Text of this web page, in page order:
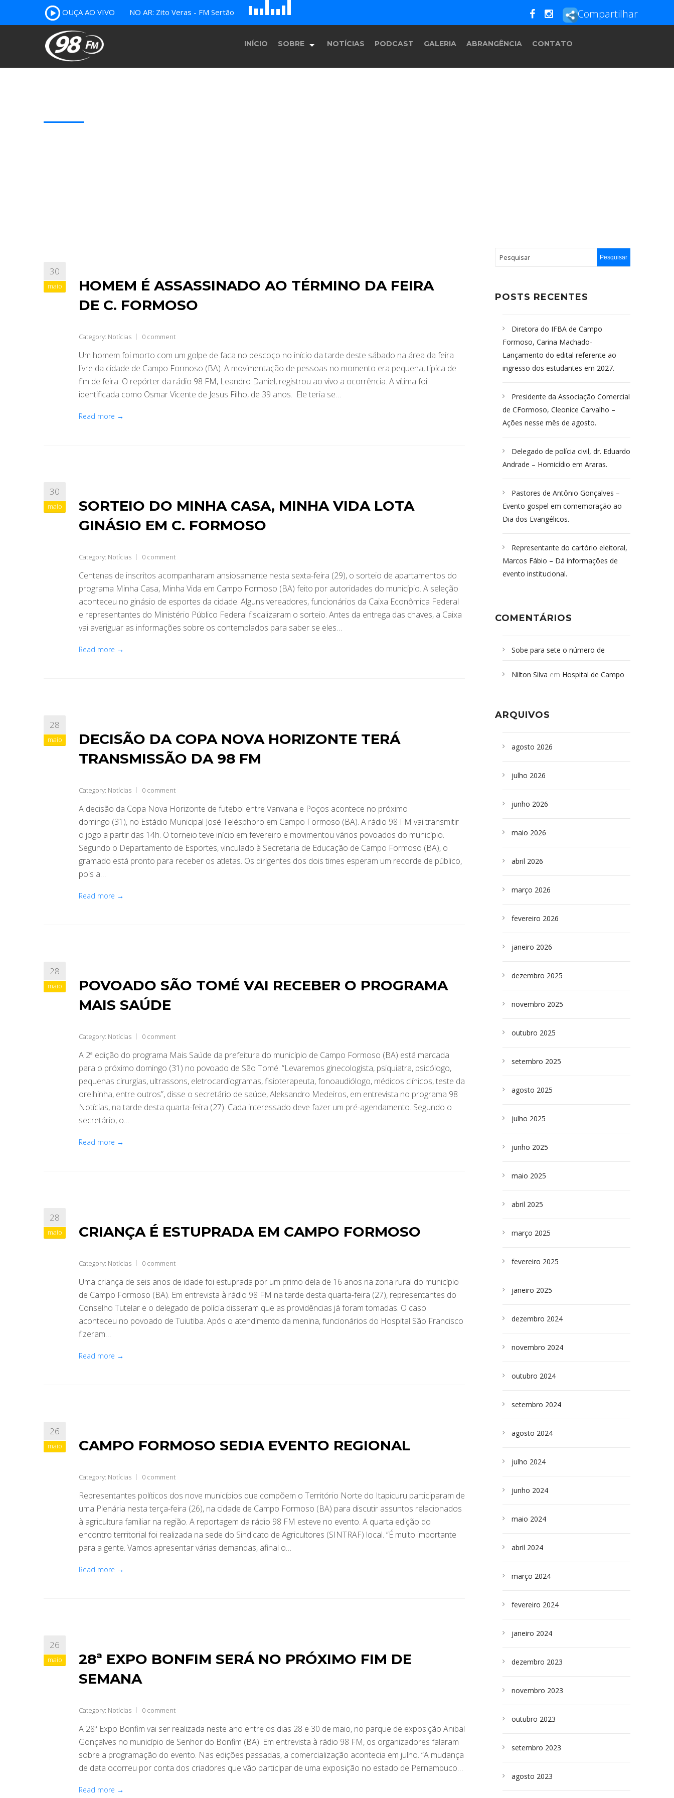
OUÇA AO VIVO NO AR: Zito Veras - FM Sertão B c
D
E F G Compartilhar
INÍCIO SOBRE NOTÍCIAS PODCAST GALERIA ABRANGÊNCIA CONTATO
30
maio
HOMEM É ASSASSINADO AO TÉRMINO DA FEIRA
DE C. FORMOSO
Category: Notícias 0 comment
Um homem foi morto com um golpe de faca no pescoço no início da tarde deste sábado na área da feira
livre da cidade de Campo Formoso (BA). A movimentação de pessoas no momento era pequena, típica de
fim de feira. O repórter da rádio 98 FM, Leandro Daniel, registrou ao vivo a ocorrência. A vítima foi
identificada como Osmar Vicente de Jesus Filho, de 39 anos. Ele teria se…
Read more →
30
maio
SORTEIO DO MINHA CASA, MINHA VIDA LOTA
GINÁSIO EM C. FORMOSO
Category: Notícias 0 comment
Centenas de inscritos acompanharam ansiosamente nesta sexta-feira (29), o sorteio de apartamentos do
programa Minha Casa, Minha Vida em Campo Formoso (BA) feito por autoridades do município. A seleção
aconteceu no ginásio de esportes da cidade. Alguns vereadores, funcionários da Caixa Econômica Federal
e representantes do Ministério Público Federal fiscalizaram o sorteio. Antes da entrega das chaves, a Caixa
vai averiguar as informações sobre os contemplados para saber se eles…
Read more →
28
maio
DECISÃO DA COPA NOVA HORIZONTE TERÁ
TRANSMISSÃO DA 98 FM
Category: Notícias 0 comment
A decisão da Copa Nova Horizonte de futebol entre Vanvana e Poços acontece no próximo
domingo (31), no Estádio Municipal José Telésphoro em Campo Formoso (BA). A rádio 98 FM vai transmitir
o jogo a partir das 14h. O torneio teve início em fevereiro e movimentou vários povoados do município.
Segundo o Departamento de Esportes, vinculado à Secretaria de Educação de Campo Formoso (BA), o
gramado está pronto para receber os atletas. Os dirigentes dos dois times esperam um recorde de público,
pois a…
Read more →
28
maio
POVOADO SÃO TOMÉ VAI RECEBER O PROGRAMA
MAIS SAÚDE
Category: Notícias 0 comment
A 2ª edição do programa Mais Saúde da prefeitura do município de Campo Formoso (BA) está marcada
para o próximo domingo (31) no povoado de São Tomé. “Levaremos ginecologista, psiquiatra, psicólogo,
pequenas cirurgias, ultrassons, eletrocardiogramas, fisioterapeuta, fonoaudiólogo, médicos clínicos, teste da
orelhinha, entre outros”, disse o secretário de saúde, Aleksandro Medeiros, em entrevista no programa 98
Notícias, na tarde desta quarta-feira (27). Cada interessado deve fazer um pré-agendamento. Segundo o
secretário, o…
Read more →
28
maio CRIANÇA É ESTUPRADA EM CAMPO FORMOSO
Category: Notícias 0 comment
Uma criança de seis anos de idade foi estuprada por um primo dela de 16 anos na zona rural do município
de Campo Formoso (BA). Em entrevista à rádio 98 FM na tarde desta quarta-feira (27), representantes do
Conselho Tutelar e o delegado de polícia disseram que as providências já foram tomadas. O caso
aconteceu no povoado de Tuiutiba. Após o atendimento da menina, funcionários do Hospital São Francisco
fizeram…
Read more →
26
maio CAMPO FORMOSO SEDIA EVENTO REGIONAL
Category: Notícias 0 comment
Representantes políticos dos nove municípios que compõem o Território Norte do Itapicuru participaram de
uma Plenária nesta terça-feira (26), na cidade de Campo Formoso (BA) para discutir assuntos relacionados
à agricultura familiar na região. A reportagem da rádio 98 FM esteve no evento. A quarta edição do
encontro territorial foi realizada na sede do Sindicato de Agricultores (SINTRAF) local. “É muito importante
para a gente. Vamos apresentar várias demandas, afinal o…
Read more →
26
maio
28ª EXPO BONFIM SERÁ NO PRÓXIMO FIM DE
SEMANA
Category: Notícias 0 comment
A 28ª Expo Bonfim vai ser realizada neste ano entre os dias 28 e 30 de maio, no parque de exposição Anibal
Gonçalves no município de Senhor do Bonfim (BA). Em entrevista à rádio 98 FM, os organizadores falaram
sobre a programação do evento. Nas edições passadas, a comercialização acontecia em julho. “A mudança
de data ocorreu por conta dos criadores que vão participar de uma exposição no estado de Pernambuco…
Read more →
POSTS RECENTES
Diretora do IFBA de Campo
Formoso, Carina Machado-
Lançamento do edital referente ao
ingresso dos estudantes em 2027.
Presidente da Associação Comercial
de CFormoso, Cleonice Carvalho –
Ações nesse mês de agosto.
Delegado de polícia civil, dr. Eduardo
Andrade – Homicídio em Araras.
Pastores de Antônio Gonçalves –
Evento gospel em comemoração ao
Dia dos Evangélicos.
Representante do cartório eleitoral,
Marcos Fábio – Dá informações de
evento institucional.
COMENTÁRIOS
Sobe para sete o número de
desabamento em São Paulo - Revista
sepultados em SP
Nilton Silva em Hospital de Campo
ARQUIVOS
agosto 2026
julho 2026
junho 2026
maio 2026
abril 2026
março 2026
fevereiro 2026
janeiro 2026
dezembro 2025
novembro 2025
outubro 2025
setembro 2025
agosto 2025
julho 2025
junho 2025
maio 2025
abril 2025
março 2025
fevereiro 2025
janeiro 2025
dezembro 2024
novembro 2024
outubro 2024
setembro 2024
agosto 2024
julho 2024
junho 2024
maio 2024
abril 2024
março 2024
fevereiro 2024
janeiro 2024
dezembro 2023
novembro 2023
outubro 2023
setembro 2023
agosto 2023